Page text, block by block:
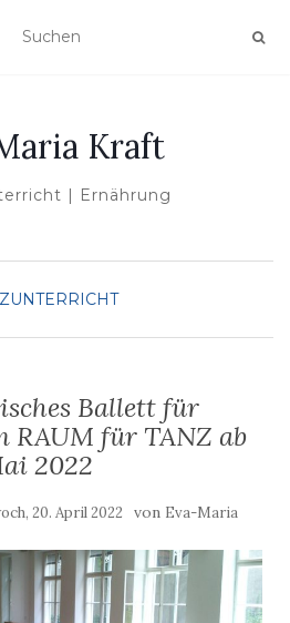
Kraft
| Ernährung
Ballett für
RAUM für TANZ ab
2022
20. April 2022 von Eva-Maria